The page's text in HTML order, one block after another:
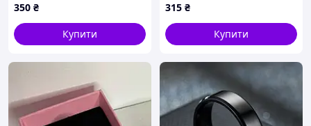
350 ₴
Купити
315 ₴
Купити